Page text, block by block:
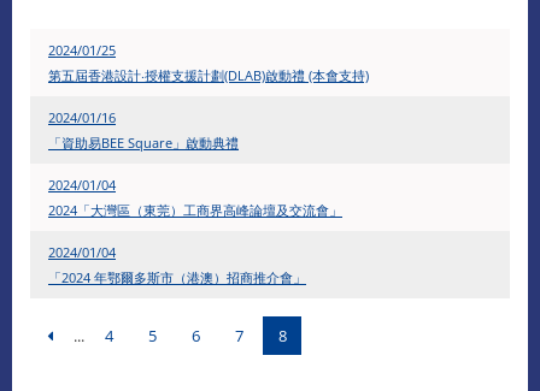
​2024/01/25
第五屆香港設計‧授權支援計劃(DLAB)啟動禮 (本會支持)
​2024/01/16
「資助易BEE Square」啟動典禮
2024/01/04
2024「大灣區（東莞）工商界高峰論壇及交流會」
2024/01/04
「2024 年鄂爾多斯市（港澳）招商推介會」
... 4 5 6 7 8